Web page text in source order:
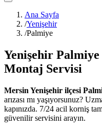
Ana Sayfa
/Yenişehir
/Palmiye
Yenişehir Palmiye
Montaj Servisi
Mersin Yenişehir ilçesi
arızası mı yaşıyorsunuz?
kapınızda. 7/24 acil korniş
güvenilir servisini arayın.